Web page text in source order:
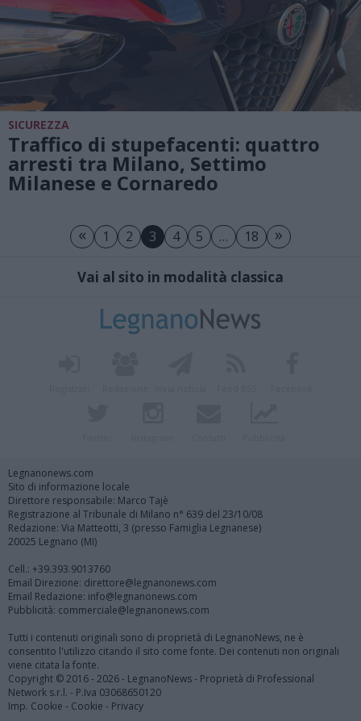
SICUREZZA
Traffico di stupefacenti: quattro
arresti tra Milano, Settimo
Milanese e Cornaredo
« 1 2 3 4 5 … 18 »
Vai al sito in modalità classica
Legnanonews.com
Sito di informazione locale
Direttore responsabile: Marco Tajè
Registrazione al Tribunale di Milano n° 639 del 23/10/08
Redazione: Via Matteotti, 3 (presso Famiglia Legnanese)
20025 Legnano (MI)
Cell.: +39.393.9013760
Email Direzione: direttore@legnanonews.com
Email Redazione: info@legnanonews.com
Pubblicità: commerciale@legnanonews.com
Tutti i contenuti originali sono di proprietà di LegnanoNews, ne è
consentito l'utilizzo citando il sito come fonte. Dei contenuti non originali
viene citata la fonte.
Copyright © 2016 - 2026 - LegnanoNews - Proprietà di Professional
Network s.r.l. - P.Iva 03068650120
Imp. Cookie - Cookie - Privacy